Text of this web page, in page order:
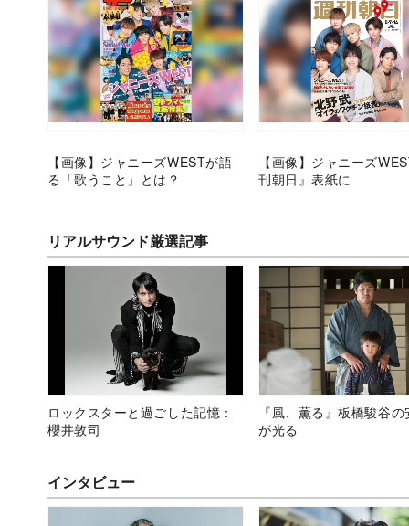
【画像】ジャニーズWESTが語
る「歌うこと」とは？
【画像】ジャニーズ
刊朝日』表紙に
リアルサウンド厳選記事
ロックスターと過ごした記憶：
櫻井敦司
『風、薫る』板橋駿谷
が光る
インタビュー